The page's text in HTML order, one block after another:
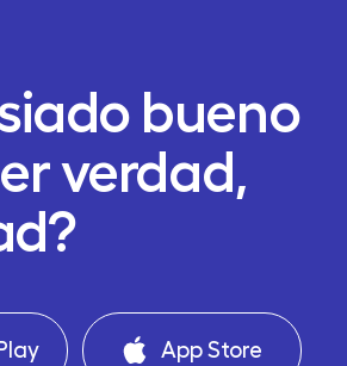
bueno
verdad,
App Store